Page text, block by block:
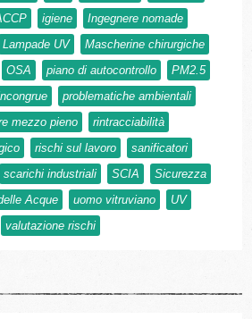
igiene
Ingegnere nomade
Lampade UV
Mascherine chirurgiche
OSA piano di autocontrollo
PM2.5
problematiche ambientali
mezzo pieno
rintracciabilità
rischi sul lavoro
sanificatori
scarichi industriali SCIA
Sicurezza
Acque uomo vitruviano
UV
valutazione rischi